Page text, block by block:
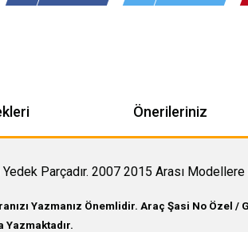
Önerileriniz
Parçadır. 2007 2015 Arası Modellere
Yazmanız Önemlidir. Araç Şasi No Özel
Yazmaktadır.